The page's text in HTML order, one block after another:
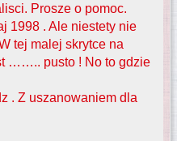
Prosze o pomoc.
1998 . Ale niestety nie
tej malej skrytce na
…….. pusto ! No to gdzie
. Z uszanowaniem dla